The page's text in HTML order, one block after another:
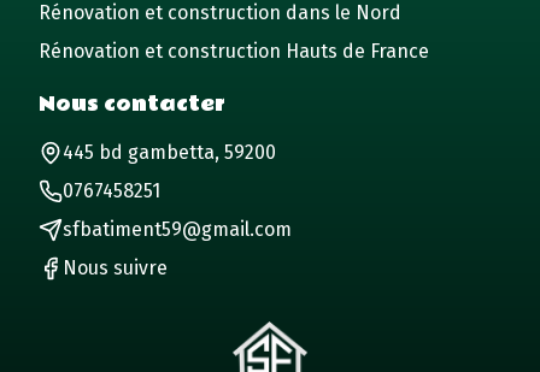
Rénovation et construction dans le Nord
Rénovation et construction Hauts de France
Nous contacter
445 bd gambetta, 59200
0767458251
sfbatiment59@gmail.com
Nous suivre